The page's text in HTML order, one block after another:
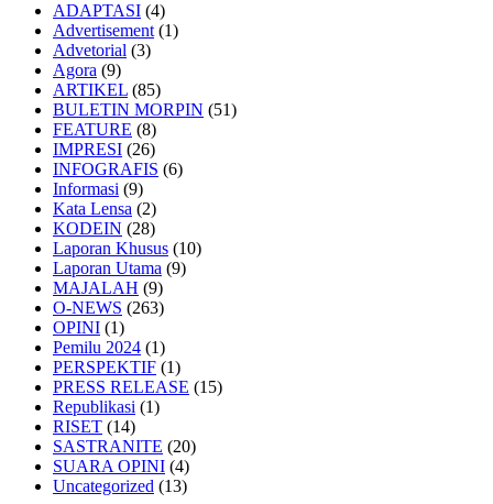
ADAPTASI (4)
Advertisement (1)
Advetorial (3)
Agora (9)
ARTIKEL (85)
BULETIN MORPIN (51)
FEATURE (8)
IMPRESI (26)
INFOGRAFIS (6)
Informasi (9)
Kata Lensa (2)
KODEIN (28)
Laporan Khusus (10)
Laporan Utama (9)
MAJALAH (9)
O-NEWS (263)
OPINI (1)
Pemilu 2024 (1)
PERSPEKTIF (1)
PRESS RELEASE (15)
Republikasi (1)
RISET (14)
SASTRANITE (20)
SUARA OPINI (4)
Uncategorized (13)